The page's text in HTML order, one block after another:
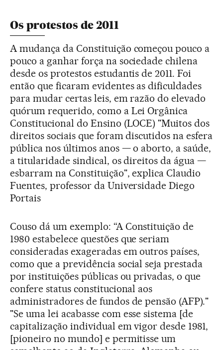
Os protestos de 2011
A mudança da Constituição começou pouco a
pouco a ganhar força na sociedade chilena
desde os protestos estudantis de 2011. Foi
então que ficaram evidentes as dificuldades
para mudar certas leis, em razão do elevado
quórum requerido, como a Lei Orgânica
Constitucional do Ensino (LOCE) "Muitos dos
direitos sociais que foram discutidos na esfera
pública nos últimos anos — o aborto, a saúde,
a titularidade sindical, os direitos da água —
esbarram na Constituição", explica Claudio
Fuentes, professor da Universidade Diego
Portais
Couso dá um exemplo: “A Constituição de
1980 estabelece questões que seriam
consideradas exageradas em outros países,
como que a previdência social seja prestada
por instituições públicas ou privadas, o que
confere status constitucional aos
administradores de fundos de pensão (AFP)."
"Se uma lei acabasse com esse sistema [de
capitalização individual em vigor desde 1981,
[pioneiro no mundo] e permitisse um